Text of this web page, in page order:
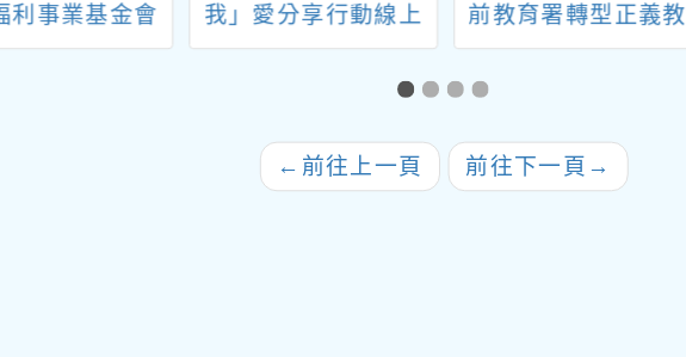
利事業基金會
115年度未滿
我」愛分享行動線上
環境教育活動宣傳海
前教育署轉型正義教
育資源中心辦理115
年度「《大濛》電影
活動一案
← 前往上一頁 前往下一頁 →